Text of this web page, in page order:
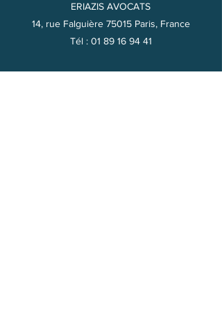
ERIAZIS AVOCATS
14, rue Falguière 75015 Paris, France
Tél : 01 89 16 94 41